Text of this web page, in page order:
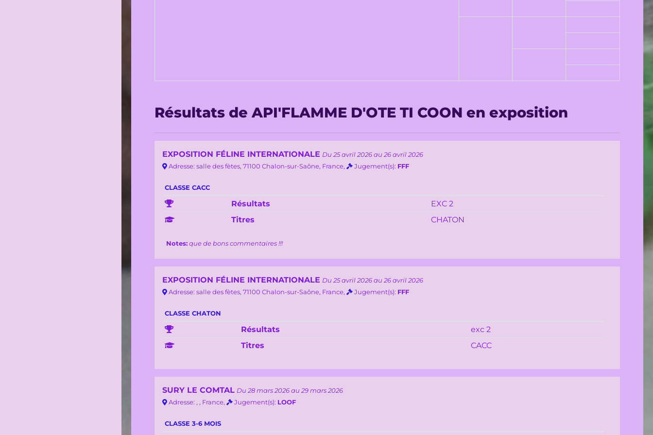
Résultats de API'FLAMME D'OTE TI COON en exposition
EXPOSITION FÉLINE INTERNATIONALE Du 25 avril 2026 au 26 avril 2026
Adresse: salle des fètes, 71100 Chalon-sur-Saône, France,
Jugement(s): FFF
CLASSE CACC
Résultats
EXC 2
Titres
CHATON
Notes: que de bons commentaires !!!
EXPOSITION FÉLINE INTERNATIONALE Du 25 avril 2026 au 26 avril 2026
Adresse: salle des fètes, 71100 Chalon-sur-Saône, France,
Jugement(s): FFF
CLASSE CHATON
Résultats
exc 2
Titres
CACC
SURY LE COMTAL Du 28 mars 2026 au 29 mars 2026
Adresse: , , France,
Jugement(s): LOOF
CLASSE 3-6 MOIS